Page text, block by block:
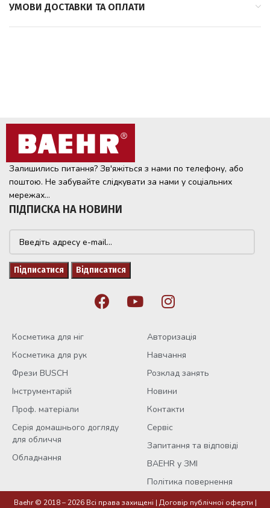
УМОВИ ДОСТАВКИ ТА ОПЛАТИ
Залишились питання? Зв'яжіться з нами по телефону, або
поштою. Не забувайте слідкувати за нами у соціальних
мережах...
ПІДПИСКА НА НОВИНИ
Косметика для ніг
Косметика для рук
Фрези BUSCH
Інструментарій
Проф. матеріали
Серія домашнього догляду
для обличчя
Обладнання
Авторизація
Навчання
Розклад занять
Новини
Контакти
Сервіс
Запитання та відповіді
BAEHR у ЗМІ
Політика повернення
Baehr © 2018 – 2026 Всі права захищені | Договір публічної оферти |